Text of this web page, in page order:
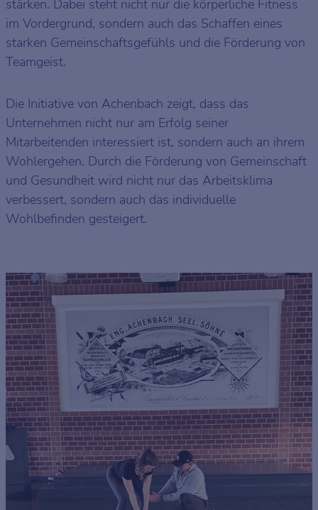
stärken. Dabei steht nicht nur die körperliche Fitness
im Vordergrund, sondern auch das Schaffen eines
starken Gemeinschaftsgefühls und die Förderung von
Teamgeist.
Die Initiative von Achenbach zeigt, dass das
Unternehmen nicht nur am Erfolg seiner
Mitarbeitenden interessiert ist, sondern auch an ihrem
Wohlergehen. Durch die Förderung von Gemeinschaft
und Gesundheit wird nicht nur das Arbeitsklima
verbessert, sondern auch das individuelle
Wohlbefinden gesteigert.